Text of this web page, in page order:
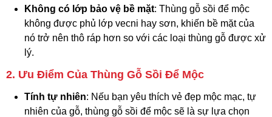
Không có lớp bảo vệ bề mặt: Thùng gỗ sồi để mộc
không được phủ lớp vecni hay sơn, khiến bề mặt của
nó trở nên thô ráp hơn so với các loại thùng gỗ được xử
lý.
2. Ưu Điểm Của Thùng Gỗ Sồi Để Mộc
Tính tự nhiên: Nếu bạn yêu thích vẻ đẹp mộc mạc, tự
nhiên của gỗ, thùng gỗ sồi để mộc sẽ là sự lựa chọn